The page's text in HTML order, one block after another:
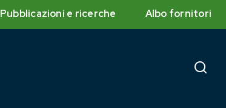
Pubblicazioni e ricerche Albo fornitori